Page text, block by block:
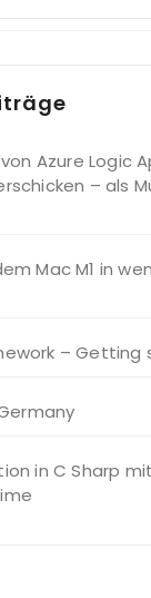
Azure Logic
– als
Mac M1 in
–
in C Sharp